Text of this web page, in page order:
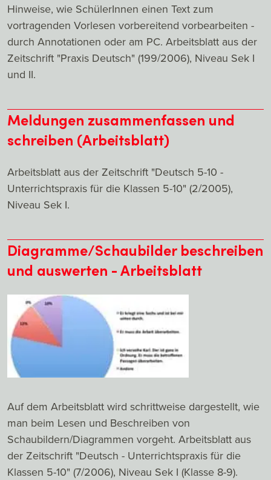
Hinweise, wie SchülerInnen einen Text zum
vortragenden Vorlesen vorbereitend vorbearbeiten -
durch Annotationen oder am PC. Arbeitsblatt aus der
Zeitschrift "Praxis Deutsch" (199/2006), Niveau Sek I
und II.
Meldungen zusammenfassen und
schreiben (Arbeitsblatt)
Arbeitsblatt aus der Zeitschrift "Deutsch 5-10 -
Unterrichtspraxis für die Klassen 5-10" (2/2005),
Niveau Sek I.
Diagramme/Schaubilder beschreiben
und auswerten - Arbeitsblatt
Auf dem Arbeitsblatt wird schrittweise dargestellt, wie
man beim Lesen und Beschreiben von
Schaubildern/Diagrammen vorgeht. Arbeitsblatt aus
der Zeitschrift "Deutsch - Unterrichtspraxis für die
Klassen 5-10" (7/2006), Niveau Sek I (Klasse 8-9).